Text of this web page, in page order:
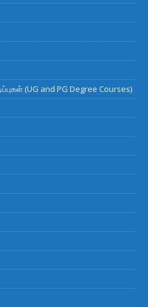
(UG and PG Degree Courses)